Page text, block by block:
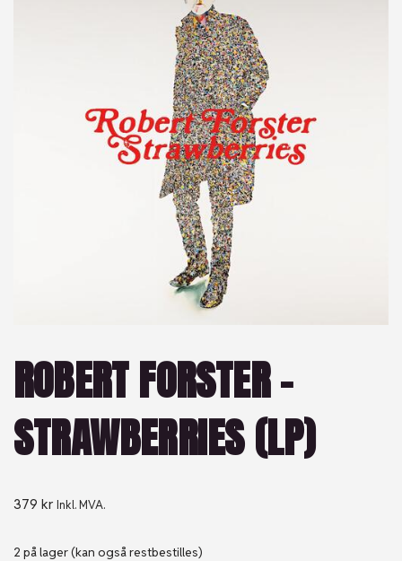
ROBERT FORSTER –
STRAWBERRIES (LP)
379 kr Inkl. MVA.
2 på lager (kan også restbestilles)